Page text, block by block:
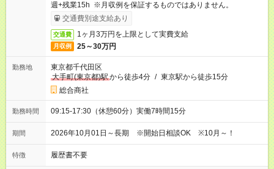
週+残業15h ※月収例を保証するものではありません。
交通費別途支給あり
交通費 1ヶ月3万円を上限として実費支給
月収例 25～30万円
勤務地
東京都千代田区
大手町(東京都)駅から徒歩4分 / 東京駅から徒歩15分
総合商社
勤務時間 09:15-17:30（休憩60分）実働7時間15分
期間 2026年10月01日～長期 ※開始日相談OK ※10月～！
特徴 履歴書不要